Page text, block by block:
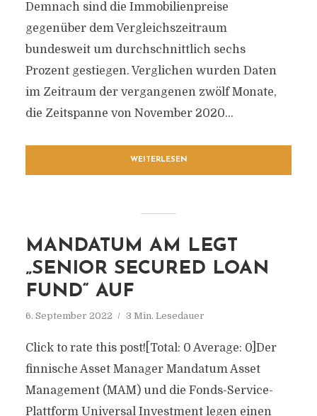
Demnach sind die Immobilienpreise
gegenüber dem Vergleichszeitraum
bundesweit um durchschnittlich sechs
Prozent gestiegen. Verglichen wurden Daten
im Zeitraum der vergangenen zwölf Monate,
die Zeitspanne von November 2020...
WEITERLESEN
MANDATUM AM LEGT
„SENIOR SECURED LOAN
FUND“ AUF
6. September 2022 3 Min. Lesedauer
Click to rate this post![Total: 0 Average: 0]Der
finnische Asset Manager Mandatum Asset
Management (MAM) und die Fonds-Service-
Plattform Universal Investment legen einen